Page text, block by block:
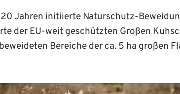
Jahren initiierte Naturschutz-
der EU-weit geschützten Großen
Bereiche der ca. 5 ha großen